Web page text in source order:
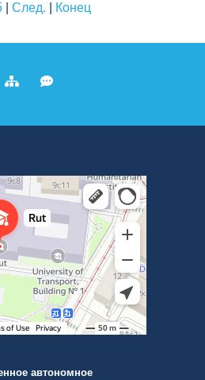
След. Конец
автономное